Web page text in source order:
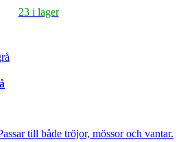
23 i lager
till både tröjor, mössor och vantar.